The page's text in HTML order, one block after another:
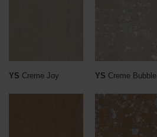
YS Creme Joy YS Creme Bubble